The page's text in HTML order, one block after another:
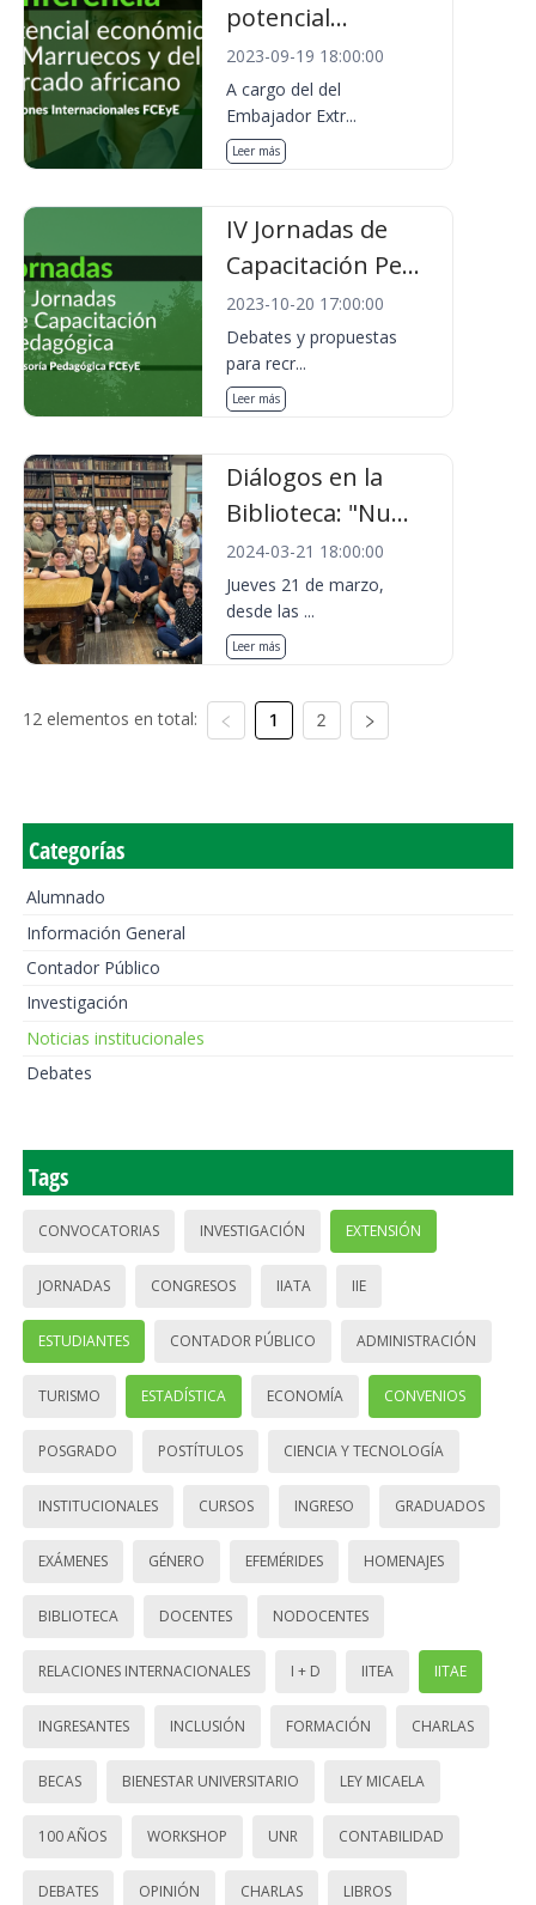
potencial...
2023-09-19 18:00:00
A cargo del del
Embajador Extr...
Leer más
IV Jornadas de
Capacitación Pe...
2023-10-20 17:00:00
Debates y propuestas
para recr...
Leer más
Diálogos en la
Biblioteca: "Nu...
2024-03-21 18:00:00
Jueves 21 de marzo,
desde las ...
Leer más
12 elementos en total: 1 2
Categorías
Alumnado
Información General
Contador Público
Investigación
Noticias institucionales
Debates
Tags
CONVOCATORIAS INVESTIGACIÓN EXTENSIÓN
JORNADAS CONGRESOS IIATA IIE
ESTUDIANTES CONTADOR PÚBLICO ADMINISTRACIÓN
TURISMO ESTADÍSTICA ECONOMÍA CONVENIOS
POSGRADO POSTÍTULOS CIENCIA Y TECNOLOGÍA
INSTITUCIONALES CURSOS INGRESO GRADUADOS
EXÁMENES GÉNERO EFEMÉRIDES HOMENAJES
BIBLIOTECA DOCENTES NODOCENTES
RELACIONES INTERNACIONALES I + D IITEA IITAE
INGRESANTES INCLUSIÓN FORMACIÓN CHARLAS
BECAS BIENESTAR UNIVERSITARIO LEY MICAELA
100 AÑOS WORKSHOP UNR CONTABILIDAD
DEBATES OPINIÓN CHARLAS LIBROS